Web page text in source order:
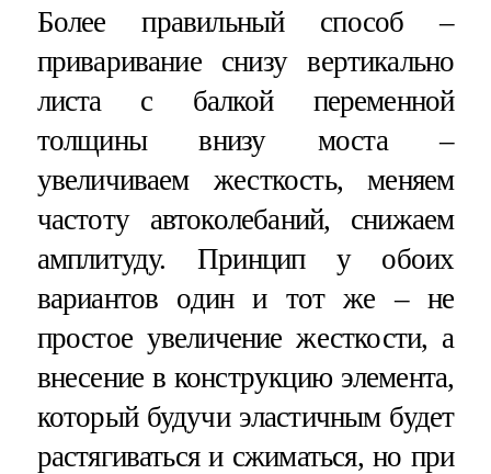
Более правильный способ –
приваривание снизу вертикально
листа с балкой переменной
толщины внизу моста –
увеличиваем жесткость, меняем
частоту автоколебаний, снижаем
амплитуду. Принцип у обоих
вариантов один и тот же – не
простое увеличение жесткости, а
внесение в конструкцию элемента,
который будучи эластичным будет
растягиваться и сжиматься, но при